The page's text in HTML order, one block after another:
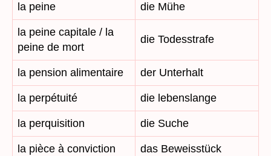
la peine die Mühe
la peine capitale / la
peine de mort
die Todesstrafe
la pension alimentaire der Unterhalt
la perpétuité die lebenslange
la perquisition die Suche
la pièce à conviction das Beweisstück